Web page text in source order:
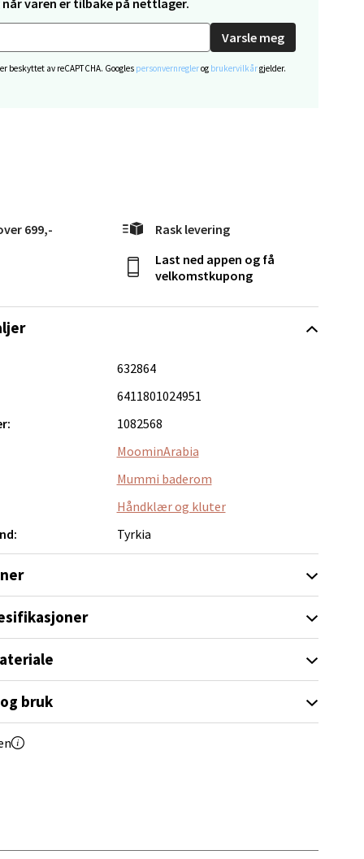
Varsle meg
beskyttet av reCAPTCHA. Googles personvernreglerog brukervilkårgjelder.
699,- Rask levering
Last ned appen og få
velkomstkupong
632864
6411801024951
1082568
MoominArabia
Mummi baderom
Håndklær og kluter
Tyrkia
bruk